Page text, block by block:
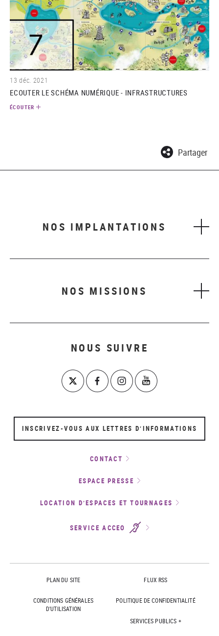
(audio)
13 déc. 2021
ECOUTER LE SCHÉMA NUMÉRIQUE - INFRASTRUCTURES
ÉCOUTER
Partager
NOS IMPLANTATIONS
NOS MISSIONS
NOUS SUIVRE
INSCRIVEZ-VOUS AUX LETTRES D’INFORMATIONS
CONTACT
ESPACE PRESSE
LOCATION D’ESPACES ET TOURNAGES
SERVICE ACCEO
PLAN DU SITE FLUX RSS
CONDITIONS GÉNÉRALES
D'UTILISATION
POLITIQUE DE CONFIDENTIALITÉ
SERVICES PUBLICS +